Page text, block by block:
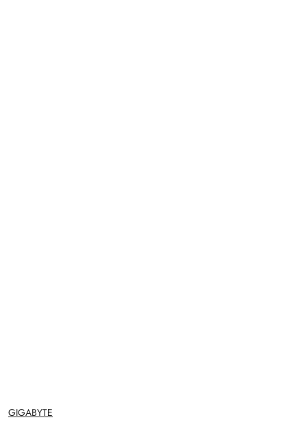
NAZWA
PRODUCENTA:
GIGABYTE